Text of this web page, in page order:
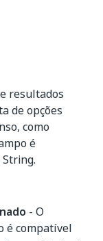
resultados
de opções
como
é
- O
é compatível